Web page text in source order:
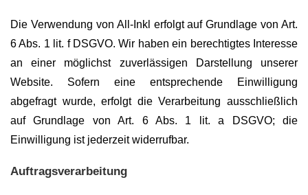
Die Verwendung von All-Inkl erfolgt auf Grundlage von Art.
6 Abs. 1 lit. f DSGVO. Wir haben ein berechtigtes Interesse
an einer möglichst zuverlässigen Darstellung unserer
Website. Sofern eine entsprechende Einwilligung
abgefragt wurde, erfolgt die Verarbeitung ausschließlich
auf Grundlage von Art. 6 Abs. 1 lit. a DSGVO; die
Einwilligung ist jederzeit widerrufbar.
Auftragsverarbeitung